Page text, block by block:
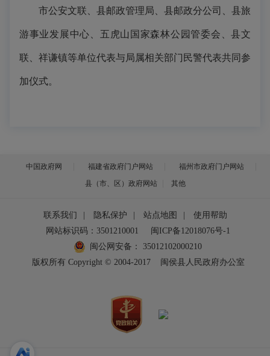
市公安文联、县邮政管理局、县邮政分公司、县旅
游事业发展中心、五虎山国家森林公园管委会、县文
联、祥谦镇等单位代表与局属相关部门民警代表共同参
加仪式。
中国政府网 福建省政府门户网站
福州市政府门户网站
县（市、区）政府网站
其他
联系我们 | 隐私保护 | 站点地图 |
使用帮助
网站标识码：3501210001
闽ICP备12018076号-1
闽公网安备：
35012102000210
版权所有 Copyright © 2004-2017
闽侯县人民政府办公室